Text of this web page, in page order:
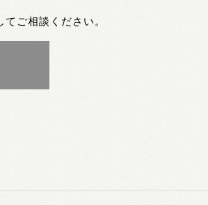
ご相談ください。